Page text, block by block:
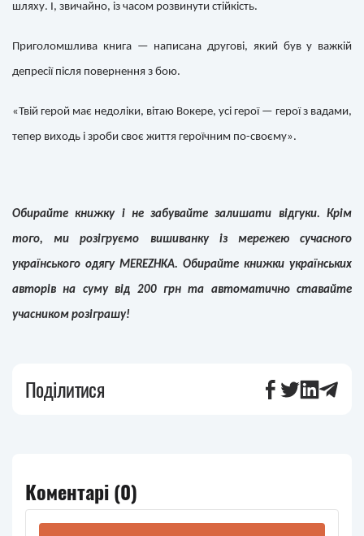
шляху. І, звичайно, із часом розвинути стійкість.
Приголомшлива книга — написана другові, який був у важкій
депресії після повернення з бою.
«Твій герой має недоліки, вітаю Вокере, усі герої — герої з вадами,
тепер виходь і зроби своє життя героїчним по-своєму».
Обирайте книжку і не забувайте залишати відгуки. Крім
того, ми розігруємо вишиванку із мережею сучасного
українського одягу MEREZHKA. Обирайте книжки українських
авторів на суму від 200 грн та автоматично ставайте
учасником розіграшу!
Поділитися
Коментарі (0)